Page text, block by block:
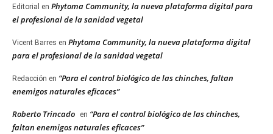
Editorial en Phytoma Community, la nueva plataforma digital para
el profesional de la sanidad vegetal
Vicent Barres en Phytoma Community, la nueva plataforma digital
para el profesional de la sanidad vegetal
Redacción en “Para el control biológico de las chinches, faltan
enemigos naturales eficaces”
Roberto Trincado en “Para el control biológico de las chinches,
faltan enemigos naturales eficaces”